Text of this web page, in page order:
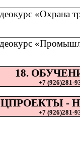
«Охрана
18.
+7 (926)281-
+7 (926)281-